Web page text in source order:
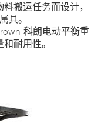
搬运任务而设计，
具。
科朗电动平衡重
耐用性。